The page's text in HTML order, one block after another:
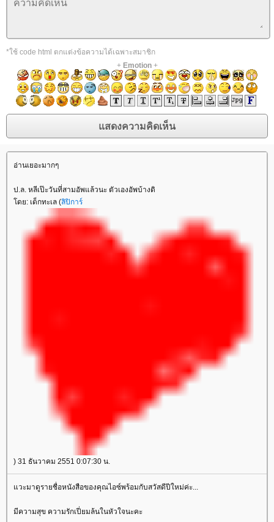
*ใช้ code html ตกแต่งข้อความได้เฉพาะสมาชิก
+ Emotion+
อ่านเยอะมากๆ
ป.ล. หลีเป๊ะวันที่สามอัพแล้วนะ ตัวเองอัพบ้างดิ
ดย: เด็กทะเล (ลิปิการ์
) 31 ธันวาคม 2551 0:07:30 น.
วะมาดูรายชื่อหนังสือของคุณไอซ์พร้อมกับสวัสดีปีใหม่ค่ะ...
มีความสุข ความรักเปี่ยมล้นในหัวใจนะคะ